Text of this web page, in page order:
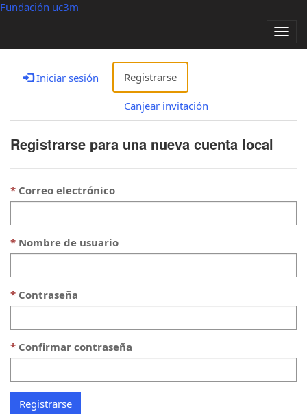
Fundación uc3m
Iniciar sesión Registrarse
Canjear invitación
Registrarse para una nueva cuenta local
Correo electrónico
Nombre de usuario
Contraseña
Confirmar contraseña